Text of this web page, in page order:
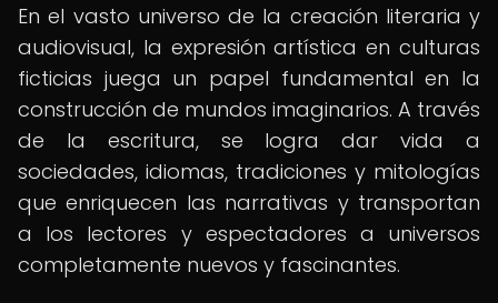
En el vasto universo de la creación literaria y
audiovisual, la expresión artística en culturas
ficticias juega un papel fundamental en la
construcción de mundos imaginarios. A través
de la escritura, se logra dar vida a
sociedades, idiomas, tradiciones y mitologías
que enriquecen las narrativas y transportan
a los lectores y espectadores a universos
completamente nuevos y fascinantes.